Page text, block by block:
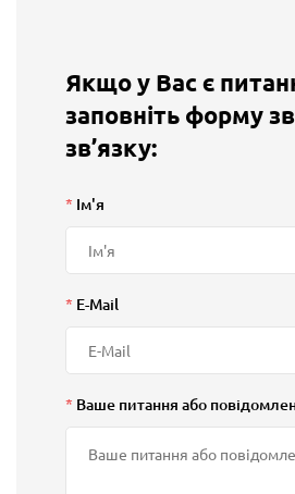
Якщо у Вас є
заповніть форму
зв’язку:
* Ім'я
* E-Mail
* Ваше питання або